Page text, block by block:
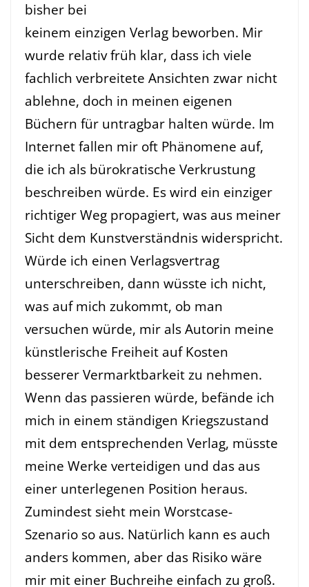
bisher bei
keinem einzigen Verlag beworben. Mir
wurde relativ früh klar, dass ich viele
fachlich verbreitete Ansichten zwar nicht
ablehne, doch in meinen eigenen
Büchern für untragbar halten würde. Im
Internet fallen mir oft Phänomene auf,
die ich als bürokratische Verkrustung
beschreiben würde. Es wird ein einziger
richtiger Weg propagiert, was aus meiner
Sicht dem Kunstverständnis widerspricht.
Würde ich einen Verlagsvertrag
unterschreiben, dann wüsste ich nicht,
was auf mich zukommt, ob man
versuchen würde, mir als Autorin meine
künstlerische Freiheit auf Kosten
besserer Vermarktbarkeit zu nehmen.
Wenn das passieren würde, befände ich
mich in einem ständigen Kriegszustand
mit dem entsprechenden Verlag, müsste
meine Werke verteidigen und das aus
einer unterlegenen Position heraus.
Zumindest sieht mein Worstcase-
Szenario so aus. Natürlich kann es auch
anders kommen, aber das Risiko wäre
mir mit einer Buchreihe einfach zu groß.